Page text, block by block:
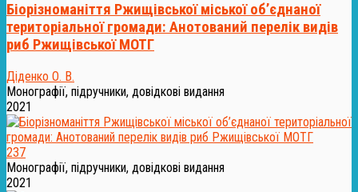
Біорізноманіття Ржищівської міської об’єднаної
територіальної громади: Анотований перелік видів
риб Ржищівської МОТГ
Діденко О. В.
Монографії, підручники, довідкові видання
2021
237
Монографії, підручники, довідкові видання
2021